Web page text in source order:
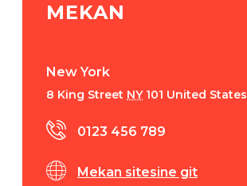
MEKAN
New York
8 King Street NY 101 United States
0123 456 789
Mekan sitesine git